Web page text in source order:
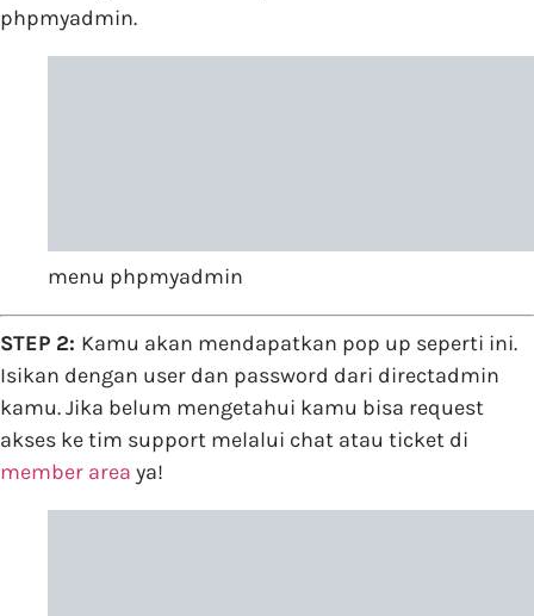
phpmyadmin.
menu phpmyadmin
STEP 2: Kamu akan mendapatkan pop up seperti ini.
Isikan dengan user dan password dari directadmin
kamu. Jika belum mengetahui kamu bisa request
akses ke tim support melalui chat atau ticket di
member area ya!